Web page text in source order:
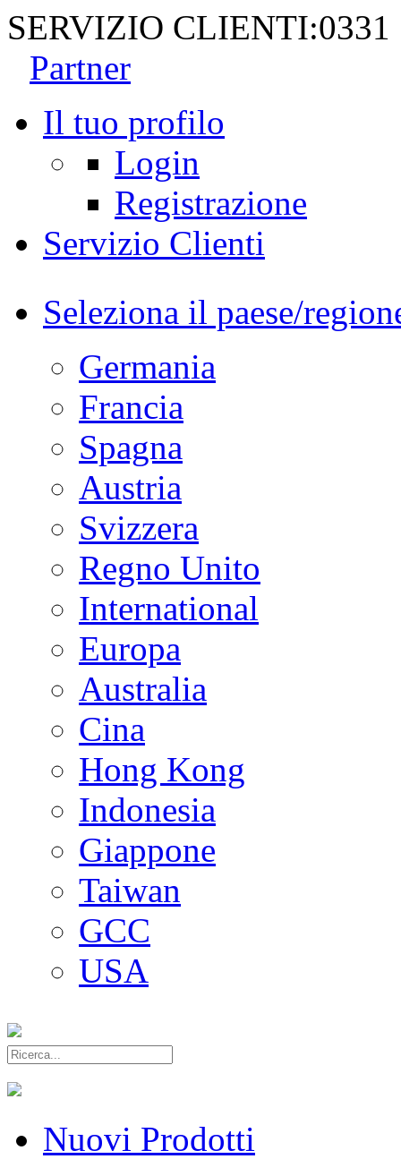
SERVIZIO CLIENTI:0331
Partner
Il tuo profilo
Login
Registrazione
Servizio Clienti
Seleziona il paese/
Germania
Francia
Spagna
Austria
Svizzera
Regno Unito
International
Europa
Australia
Cina
Hong Kong
Indonesia
Giappone
Taiwan
GCC
USA
Nuovi Prodotti